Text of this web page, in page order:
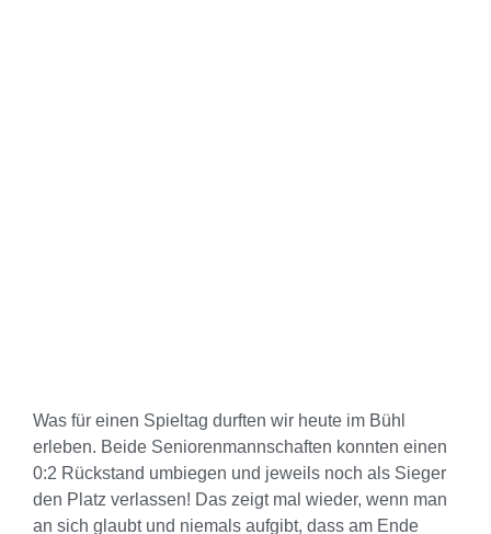
Was für einen Spieltag durften wir heute im Bühl
erleben. Beide Seniorenmannschaften konnten einen
0:2 Rückstand umbiegen und jeweils noch als Sieger
den Platz verlassen! Das zeigt mal wieder, wenn man
an sich glaubt und niemals aufgibt, dass am Ende